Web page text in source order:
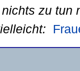
zu tun